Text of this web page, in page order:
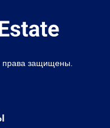
права защищены.